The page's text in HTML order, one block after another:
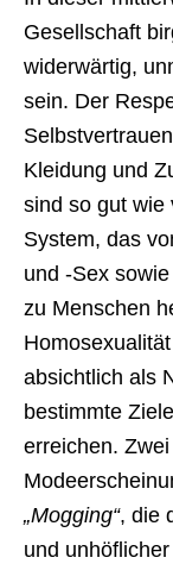
Gesellschaft
widerwärtig,
sein. Der
Kleidung und
sind so gut wie
System, das
und -Sex
zu Menschen
absichtlich als
bestimmte
erreichen.
„Mogging“, die
und